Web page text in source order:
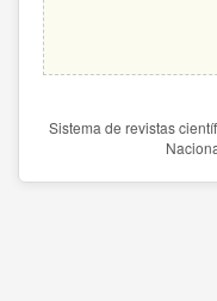
Sistema de revistas